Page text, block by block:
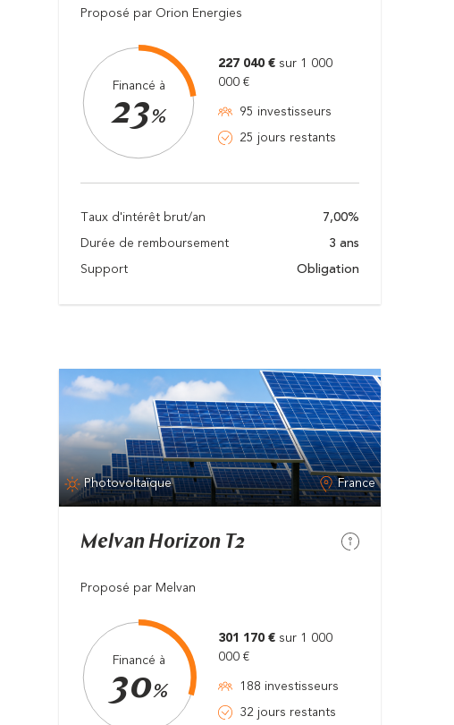
Proposé par Orion Energies
Financé à
23%
227 040 € sur 1 000
000 €
95 investisseurs
25 jours restants
Taux d'intérêt brut/an 7,00%
Durée de remboursement 3 ans
Support Obligation
Photovoltaïque France
Melvan Horizon T2
Proposé par Melvan
Financé à
30%
301 170 € sur 1 000
000 €
188 investisseurs
32 jours restants